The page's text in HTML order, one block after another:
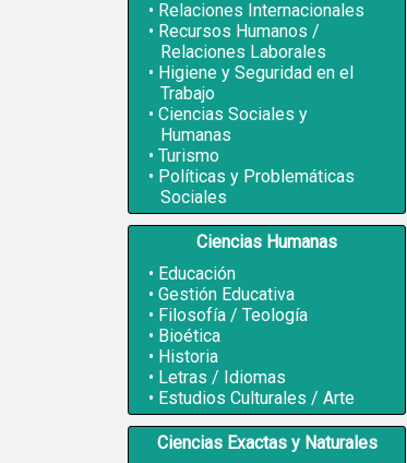
Relaciones Internacionales
Recursos Humanos /
Relaciones Laborales
Higiene y Seguridad en el
Trabajo
Ciencias Sociales y
Humanas
Turismo
Políticas y Problemáticas
Sociales
Ciencias Humanas
Educación
Gestión Educativa
Filosofía / Teología
Bioética
Historia
Letras / Idiomas
Estudios Culturales / Arte
Ciencias Exactas y Naturales